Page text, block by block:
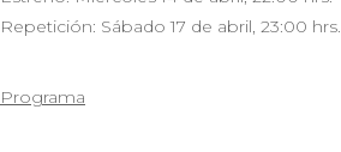
Repetición: Sábado 17 de abril, 23:00 hrs.
Programa